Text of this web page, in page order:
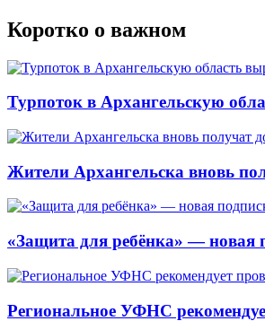
Коротко о важном
Турпоток в Архангельскую
Жители Архангельска вновь
«Защита для ребёнка» — новая
Региональное УФНС